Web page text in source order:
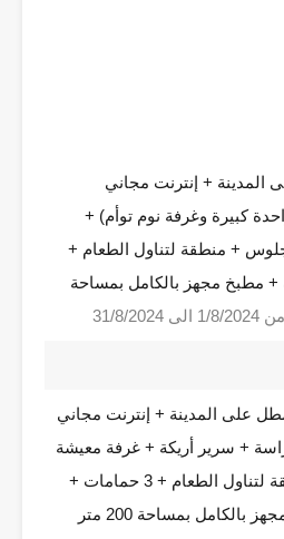
+ إنترنت مجاني
كبيرة وغرفة نوم توأم) +
+ منطقة لتناول الطعام +
+ مطبخ مجهز بالكامل بمساحة
من 1/8/2024 الى 31/8/2024
على المدينة + إنترنت مجاني
+ سرير أريكة + غرفة معيشة
+ منطقة جلوس + منطقة لتناول الطعام + 3 حمامات +
حمام للخادمة + مطبخ مجهز بالكامل بمساحة 200 متر